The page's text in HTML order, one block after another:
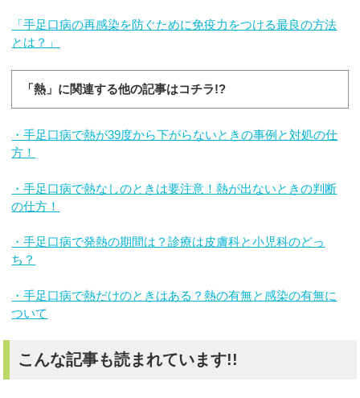
「手足口病の再感染を防ぐために免疫力をつける最良の方法
とは？」
「熱」に関連する他の記事はコチラ!?
・手足口病で熱が39度から下がらないときの事例と対処の仕
方！
・手足口病で熱なしのときは要注意！熱が出ないときの判断
の仕方！
・手足口病で発熱の期間は？診療は皮膚科と小児科のどっ
ち？
・手足口病で熱だけのときはある？熱の有無と感染の有無に
ついて
こんな記事も読まれています!!